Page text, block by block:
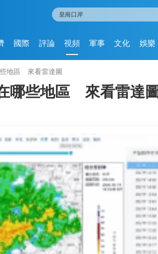
國際 評論 視頻 軍事 文化 娛樂
些地區 來看雷達圖
哪些地區 來看雷達圖